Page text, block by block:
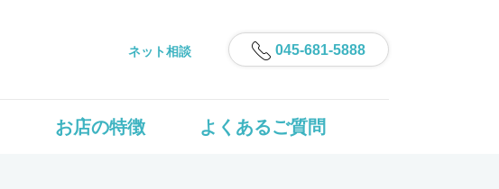
045-681-5888
お店の特徴 よくあるご質問
ネット相談